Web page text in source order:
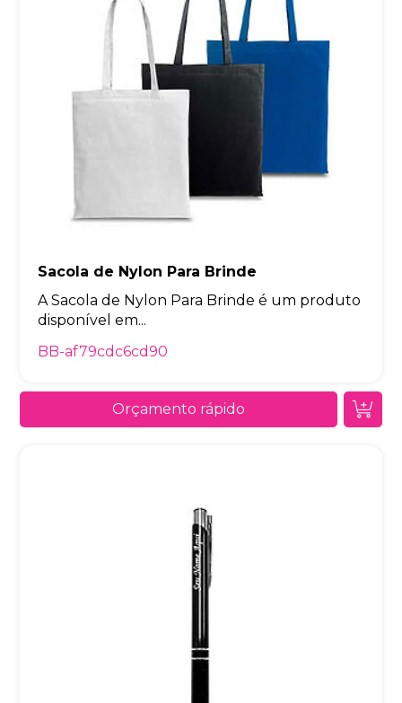
Sacola de Nylon Para Brinde
A Sacola de Nylon Para Brinde é um produto
disponível em...
BB-af79cdc6cd90
Orçamento rápido